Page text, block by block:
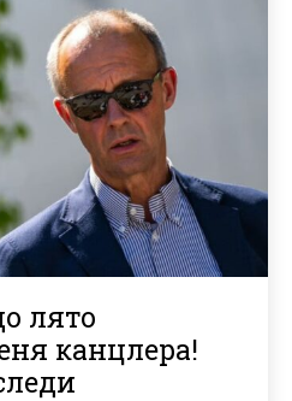
лято
канцлера!